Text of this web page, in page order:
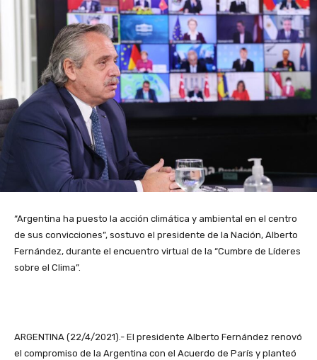
“Argentina ha puesto la acción climática y ambiental en el centro
de sus convicciones”, sostuvo el presidente de la Nación, Alberto
Fernández, durante el encuentro virtual de la “Cumbre de Líderes
sobre el Clima”.
ARGENTINA (22/4/2021).- El presidente Alberto Fernández renovó
el compromiso de la Argentina con el Acuerdo de París y planteó